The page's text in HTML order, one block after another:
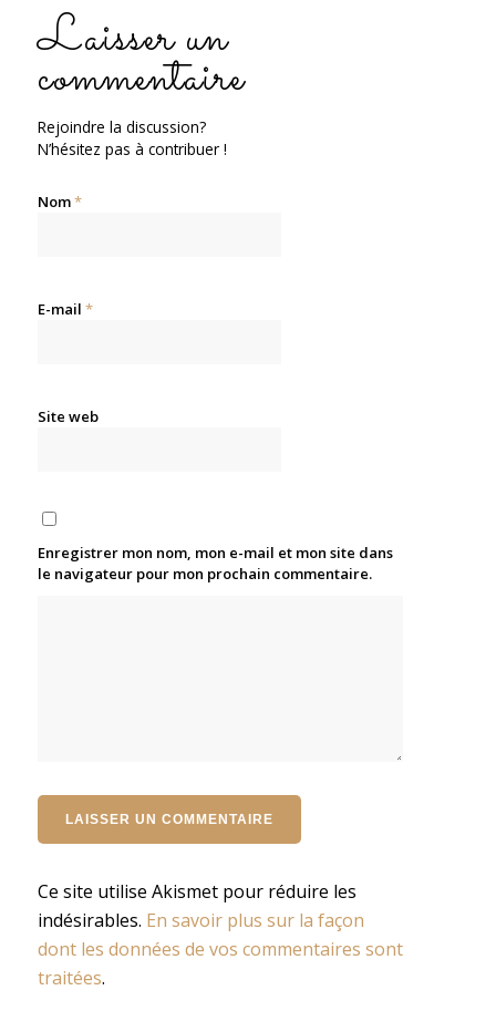
Laisser un
commentaire
Rejoindre la discussion?
N’hésitez pas à contribuer !
Nom*
E-mail *
Site web
Enregistrer mon nom, mon e-mail et mon site dans
le navigateur pour mon prochain commentaire.
Ce site utilise Akismet pour réduire les
indésirables. En savoir plus sur la façon
dont les données de vos commentaires sont
traitées.